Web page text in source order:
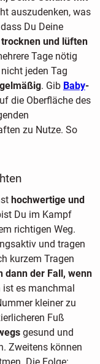
auszudenken, was
Du Deine
und lüften
Tage nötig
jeden Tag
. Gib Baby-
die Oberfläche des
zu Nutze. So
hochwertige und
Du im Kampf
richtigen Weg.
und tragen
kurzem Tragen
dann der Fall, wenn
ist es manchmal
kleiner zu
Fuß
gesund und
Zweitens können
Die Folge: